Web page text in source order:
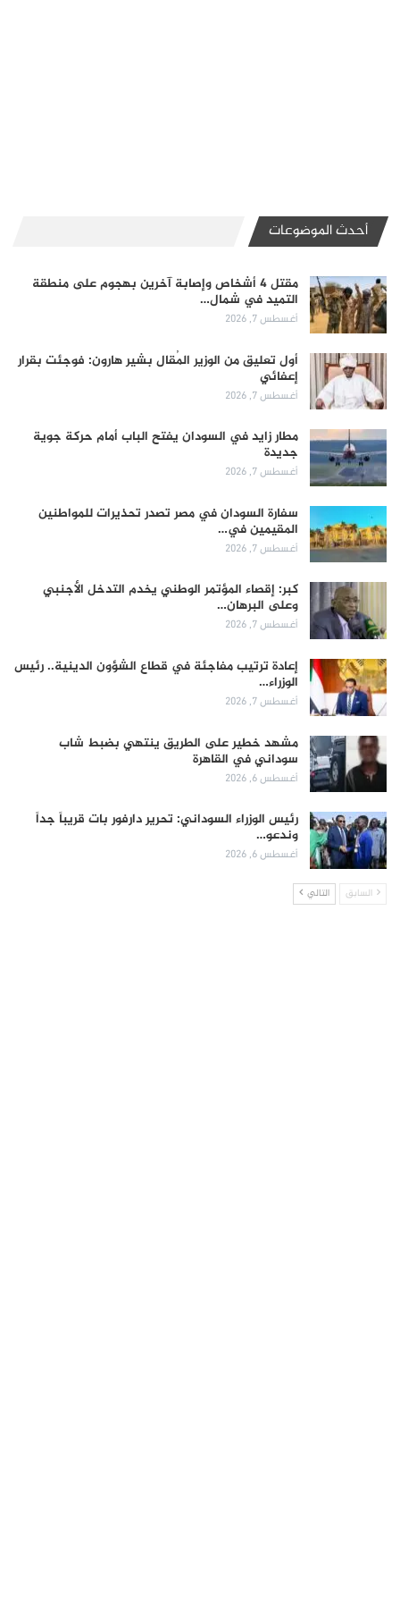
أحدث الموضوعات
مقتل 4 أشخاص وإصابة آخرين بهجوم على منطقة
التميد في شمال…
أغسطس 7, 2026
أول تعليق من الوزير المُقال بشير هارون: فوجئت بقرار
إعفائي
أغسطس 7, 2026
مطار زايد في السودان يفتح الباب أمام حركة جوية
جديدة
أغسطس 7, 2026
سفارة السودان في مصر تصدر تحذيرات للمواطنين
المقيمين في…
أغسطس 7, 2026
كبر: إقصاء المؤتمر الوطني يخدم التدخل الأجنبي
وعلى البرهان…
أغسطس 7, 2026
إعادة ترتيب مفاجئة في قطاع الشؤون الدينية.. رئيس
الوزراء…
أغسطس 7, 2026
مشهد خطير على الطريق ينتهي بضبط شاب
سوداني في القاهرة
أغسطس 6, 2026
رئيس الوزراء السوداني: تحرير دارفور بات قريباً جداً
وندعو…
أغسطس 6, 2026
السابق التالي